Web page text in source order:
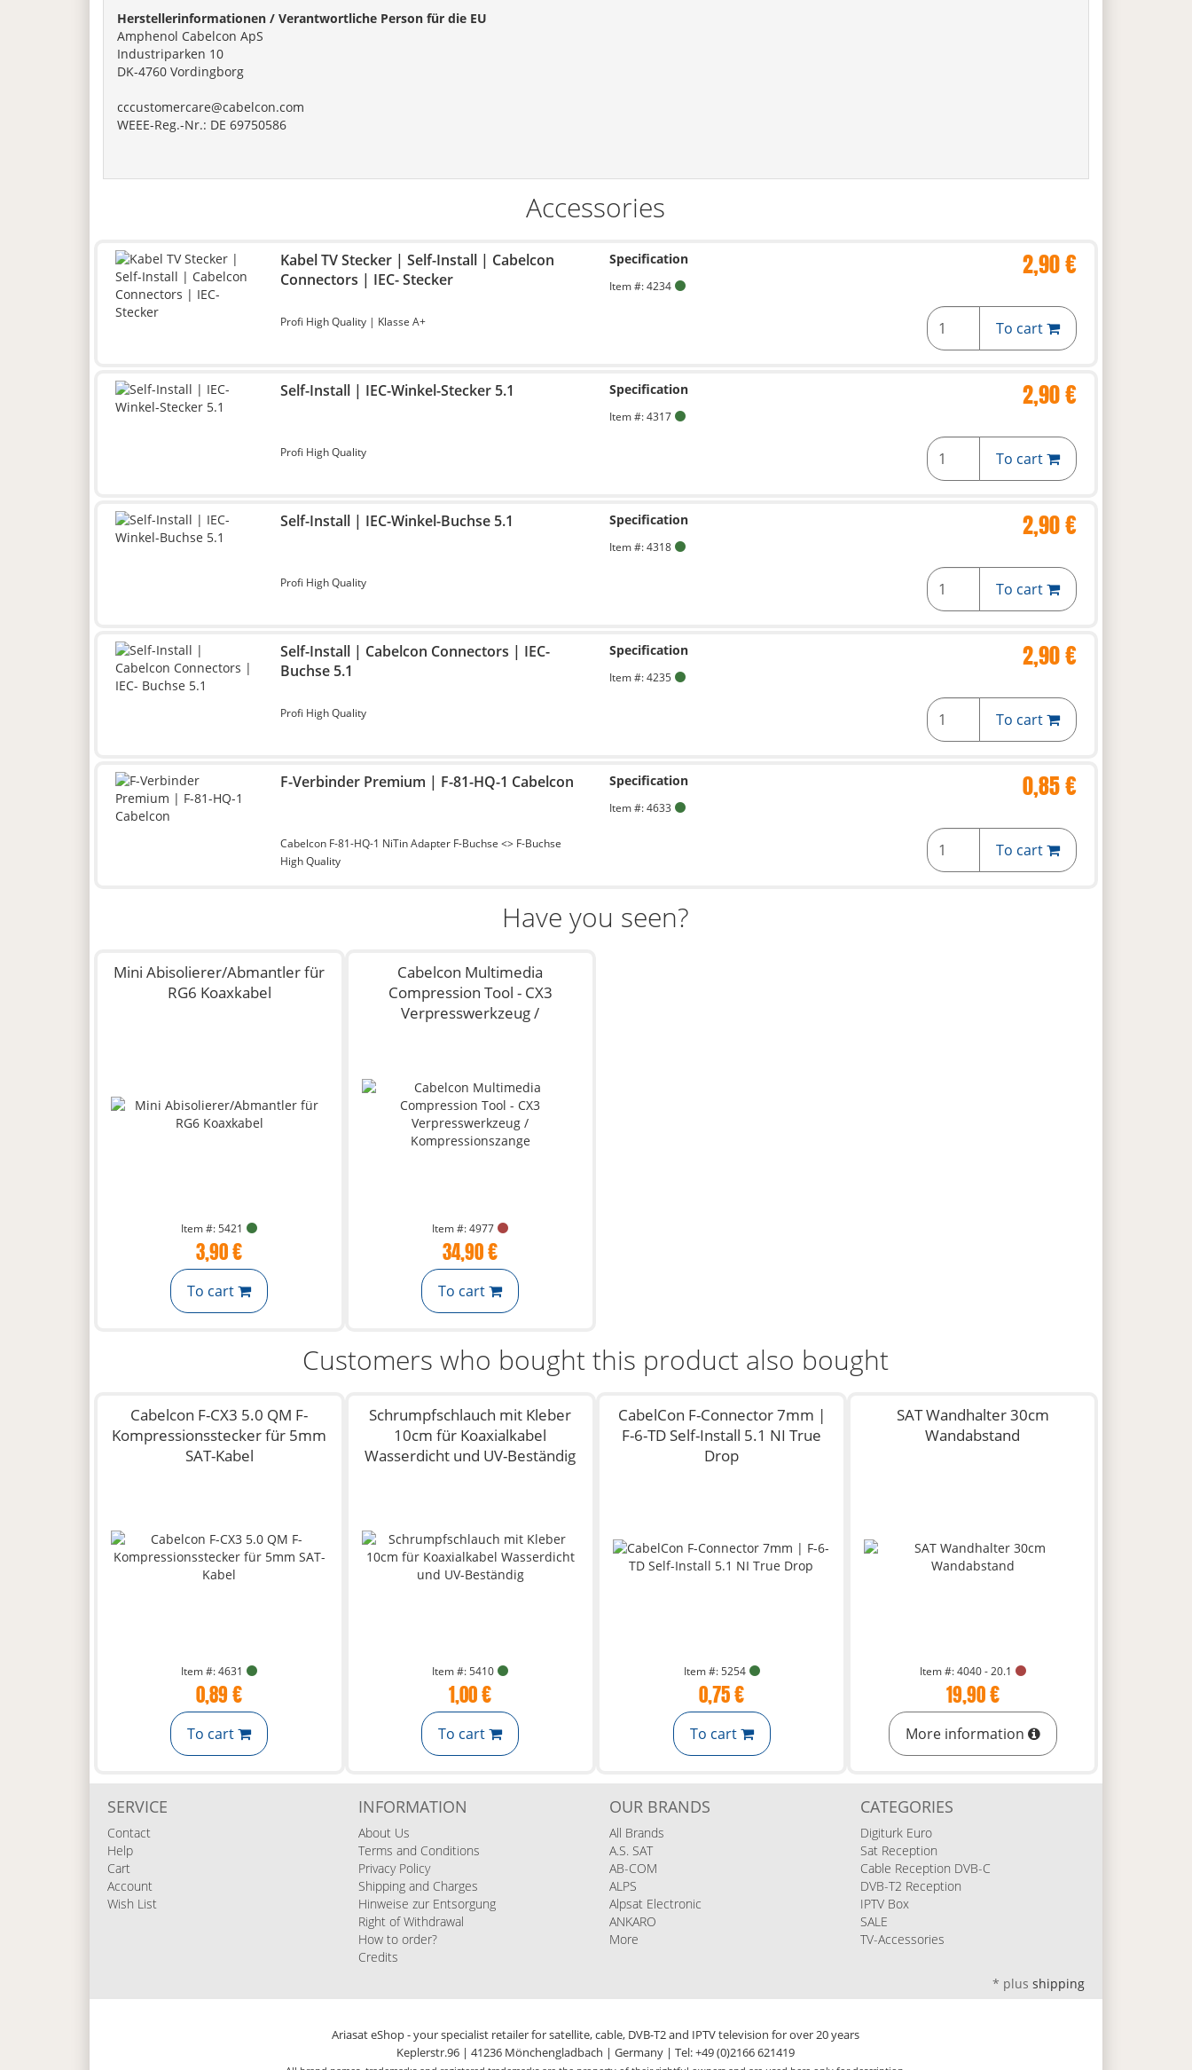
Herstellerinformationen / Verantwortliche Person für die EU
Amphenol Cabelcon ApS
Industriparken 10
DK-4760 Vordingborg
cccustomercare@cabelcon.com
WEEE-Reg.-Nr.: DE 69750586
Accessories
Kabel TV Stecker | Self-Install | Cabelcon
Connectors | IEC- Stecker
Profi High Quality | Klasse A+
Specification
Item #: 4234
2,90 €
To cart
Self-Install | IEC-Winkel-Stecker 5.1
Profi High Quality
Specification
Item #: 4317
2,90 €
To cart
Self-Install | IEC-Winkel-Buchse 5.1
Profi High Quality
Specification
Item #: 4318
2,90 €
To cart
Self-Install | Cabelcon Connectors | IEC-
Buchse 5.1
Profi High Quality
Specification
Item #: 4235
2,90 €
To cart
F-Verbinder Premium | F-81-HQ-1 Cabelcon
Cabelcon F-81-HQ-1 NiTin Adapter F-Buchse <> F-Buchse
High Quality
Specification
Item #: 4633
0,85 €
To cart
Have you seen?
Mini Abisolierer/Abmantler für
RG6 Koaxkabel
Item #: 5421
3,90 €
To cart
Cabelcon Multimedia
Compression Tool - CX3
Verpresswerkzeug /
Item #: 4977
34,90 €
To cart
Customers who bought this product also bought
Cabelcon F-CX3 5.0 QM F-
Kompressionsstecker für 5mm
SAT-Kabel
Item #: 4631
0,89 €
To cart
Schrumpfschlauch mit Kleber
10cm für Koaxialkabel
Wasserdicht und UV-Beständig
Item #: 5410
1,00 €
To cart
CabelCon F-Connector 7mm |
F-6-TD Self-Install 5.1 NI True
Drop
Item #: 5254
0,75 €
To cart
SAT Wandhalter 30cm
Wandabstand
Item #: 4040 - 20.1
19,90 €
More information
SERVICE
Contact
Help
Cart
Account
Wish List
INFORMATION
About Us
Terms and Conditions
Privacy Policy
Shipping and Charges
Hinweise zur Entsorgung
Right of Withdrawal
How to order?
Credits
OUR BRANDS
All Brands
A.S. SAT
AB-COM
ALPS
Alpsat Electronic
ANKARO
More
CATEGORIES
Digiturk Euro
Sat Reception
Cable Reception DVB-C
DVB-T2 Reception
IPTV Box
SALE
TV-Accessories
* plusshipping
Ariasat eShop - your specialist retailer for satellite, cable, DVB-T2 and IPTV television for over 20 years
Keplerstr.96 | 41236 Mönchengladbach | Germany | Tel: +49 (0)2166 621419